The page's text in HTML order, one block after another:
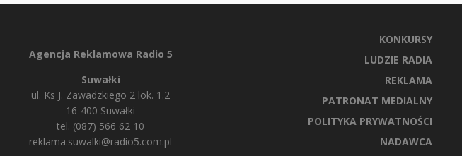
Agencja Reklamowa Radio 5
Suwałki
ul. Ks J. Zawadzkiego 2 lok. 1.2
16-400 Suwałki
tel. (087) 566 62 10
reklama.suwalki@radio5.com.pl
KONKURSY
LUDZIE RADIA
REKLAMA
PATRONAT MEDIALNY
POLITYKA PRYWATNOŚCI
NADAWCA